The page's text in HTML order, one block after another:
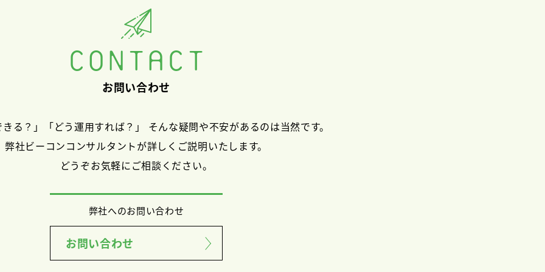
CONTACT
お問い合わせ
きる？」「どう運用すれば？」 そんな疑問や不安があるのは当然です。
弊社ビーコンコンサルタントが詳しくご説明いたします。
どうぞお気軽にご相談ください。
弊社へのお問い合わせ
お問い合わせ